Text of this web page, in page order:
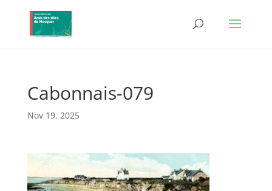
Cabonnais-079
Nov 19, 2025